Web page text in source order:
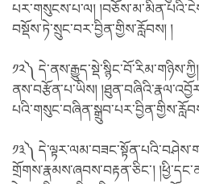
པར་གསུངས་པ་ལ།
བསྡོས་ཏེ་སྲུང་བར་བྱིན་གྱིས་རློབས། །
༡༢༽
ནས་བརྩོན་པ་ཡིས།
༡༣༽
གྲོགས་རྣམས་ཞབས་བརྟན་ཅིང༌།